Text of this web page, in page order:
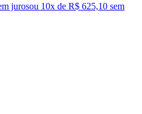
jurosou 10x de R$ 625,10 sem